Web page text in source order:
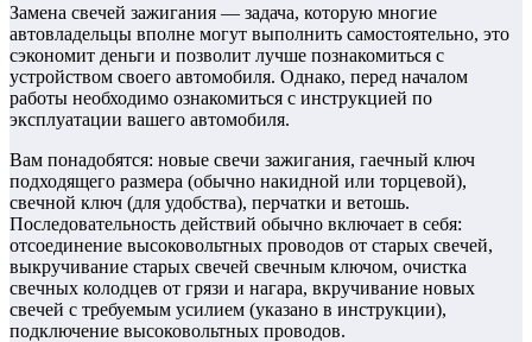
Замена свечей зажигания — задача, которую многие
автовладельцы вполне могут выполнить самостоятельно, это
сэкономит деньги и позволит лучше познакомиться с
устройством своего автомобиля. Однако, перед началом
работы необходимо ознакомиться с инструкцией по
эксплуатации вашего автомобиля.
Вам понадобятся: новые свечи зажигания, гаечный ключ
подходящего размера (обычно накидной или торцевой),
свечной ключ (для удобства), перчатки и ветошь.
Последовательность действий обычно включает в себя:
отсоединение высоковольтных проводов от старых свечей,
выкручивание старых свечей свечным ключом, очистка
свечных колодцев от грязи и нагара, вкручивание новых
свечей с требуемым усилием (указано в инструкции),
подключение высоковольтных проводов.